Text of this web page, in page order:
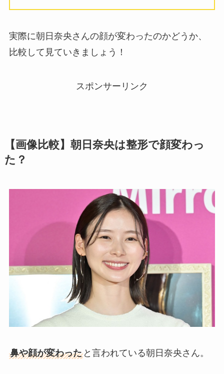
実際に朝日奈央さんの顔が変わったのかどうか、
比較して見ていきましょう！
スポンサーリンク
【画像比較】朝日奈央は整形で顔変わっ
た？
鼻や顔が変わったと言われている朝日奈央さん。